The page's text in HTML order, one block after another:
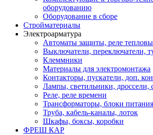
оборудованию
Оборудование в сборе
Стройматериалы
Электроарматура
Автоматы защиты, реле
Выключатели, переключатели,
Клеммники
Материалы для электромонтажа
Контакторы, пускатели, доп.
Лампы, светильники, дроссели,
Реле, реле времени
Трансформаторы, блоки питания
Труба, кабель-каналы, лоток
Шкафы, боксы, коробки
ФРЕШ КАР